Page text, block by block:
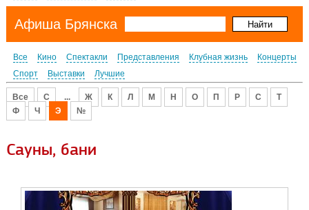
Афиша Брянска
Все Кино Спектакли Представления Клубная жизнь
Концерты
Спорт
Выставки Лучшие
Все C ... Ж К Л М Н О П Р С
Т
Ф
Ч Э №
Сауны, бани